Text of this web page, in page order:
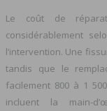
Le coût de
considérablement
l’intervention. Une
tandis que le
facilement 800 à 1
incluent la main-